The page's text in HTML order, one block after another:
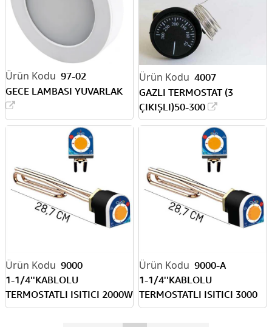
97-02
GECE LAMBASI YUVARLAK
4007
GAZLI TERMOSTAT (3
ÇIKIŞLI)50-300
9000
1-1/4''KABLOLU
TERMOSTATLI ISITICI 2000W
9000-A
1-1/4''KABLOLU
TERMOSTATLI ISITICI 3000
W